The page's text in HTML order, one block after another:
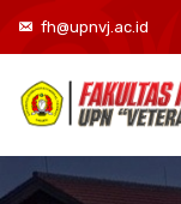
fh@upnvj.ac.id